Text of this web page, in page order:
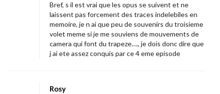
Bref, s il est vrai que les opus se suivent et ne
laissent pas forcement des traces indelebiles en
memoire, je n ai que peu de souvenirs du troisieme
volet meme si je me souviens de mouvements de
camera qui font du trapeze…., je dois donc dire que
j ai ete assez conquis par ce 4 eme episode
Rosy